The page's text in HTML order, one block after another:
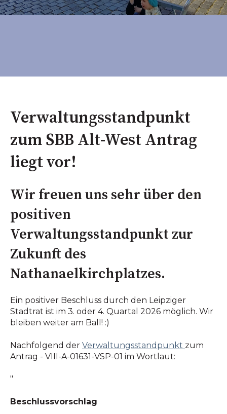
Verwaltungsstandpunkt
zum SBB Alt-West Antrag
liegt vor!
Wir freuen uns sehr über den
positiven
Verwaltungsstandpunkt zur
Zukunft des
Nathanaelkirchplatzes.
Ein positiver Beschluss durch den Leipziger
Stadtrat ist im 3. oder 4. Quartal 2026 möglich. Wir
bleiben weiter am Ball! :)
Nachfolgend der Verwaltungsstandpunkt zum
Antrag - VIII-A-01631-VSP-01 im Wortlaut:
"
Beschlussvorschlag